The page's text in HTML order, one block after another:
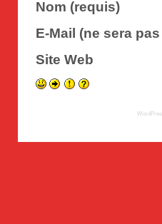
Nom (requis)
E-Mail (ne sera
Site Web